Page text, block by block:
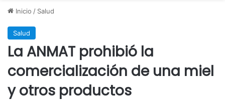
Inicio / Salud
Salud
La ANMAT prohibió la
comercialización de una miel
y otros productos